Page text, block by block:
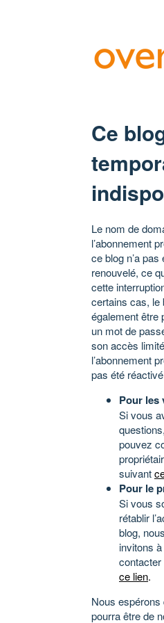
Ce
Le nom de
l’abonnement
ce blog n’a pas
renouvelé, ce
cette
certains cas, le
également être
un mot de
son accès
l’abonnement
pas été
Pour les
Si vous
pouvez
suivant
Pour le
Si vous
rétablir
blog,
invitons
ce lien.
Nous espérons
pourra être de